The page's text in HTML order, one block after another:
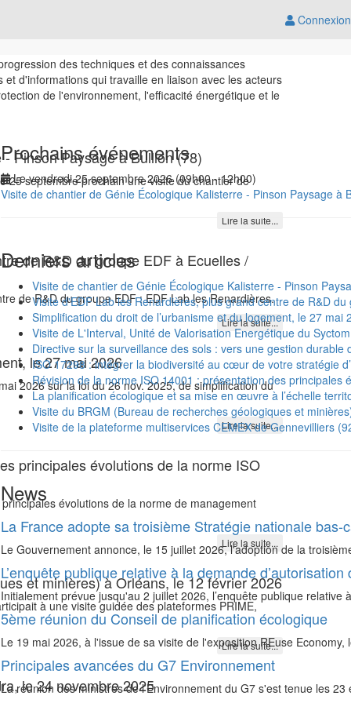
Connexion
des techniques et des connaissances
d'informations qui travaille en liaison avec les acteurs
de l'environnement, l'efficacité énergétique et le
Pinson Paysage à Bullion (78)
25 septembre prochain une visite du chantier de
Lire la suite...
de R&D du groupe EDF à Ecuelles /
de R&D du groupe EDF : EDF Lab les Renardières.
Lire la suite...
le 27 mai 2026
2026 sur la loi du 26 nov. 2025, de simplification du
Lire la suite...
principales évolutions de la norme ISO
évolutions de la norme de management
Lire la suite...
et minières) à Orléans, le 12 février 2026
à une visite guidée des plateformes PRIME,
Lire la suite...
le 24 novembre 2025
Prochains événements
Le vendredi 25 septembre 2026 (09h00 - 12h00)
Visite de chantier de Génie Écologique Kalisterre - Pinson Paysage à
Derniers articles
Visite de chantier de Génie Écologique Kalisterre - Pinson
Visite d'EDF Lab les Renardières, plus grand centre de R&D
Simplification du droit de l’urbanisme et du logement, le 27 mai
Visite de L'Interval, Unité de Valorisation Energétique du
Directive sur la surveillance des sols : vers une gestion durable
ISO 17298 : intégrer la biodiversité au cœur de votre stratégie
Révision de la norme ISO 14001 : présentation des
La planification écologique et sa mise en œuvre à l’échelle
Visite du BRGM (Bureau de recherches géologiques et
Visite de la plateforme multiservices CEMEX de Gennevilliers
News
La France adopte sa troisième Stratégie nationale bas-
Le Gouvernement annonce, le 15 juillet 2026, l'adoption de la
L’enquête publique relative à la demande
Initialement prévue jusqu'au 2 juillet 2026, l’enquête publique
5ème réunion du Conseil de planification écologique
Le 19 mai 2026, à l'issue de sa visite de l'exposition REuse
Principales avancées du G7 Environnement
La réunion des ministres de l’Environnement du G7 s'est tenue les 23